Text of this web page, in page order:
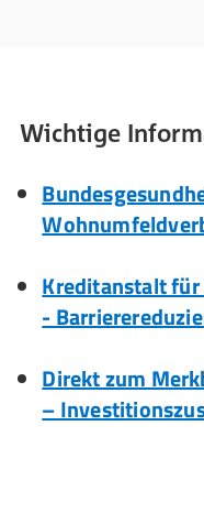
Wichtige
Kreditanstalt
-
Direkt zum
–